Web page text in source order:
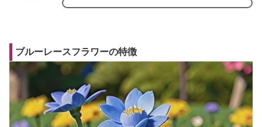
ブルーレースフラワーの特徴